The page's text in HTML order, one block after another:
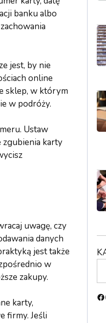
banku albo
jest, by nie
online
sklep, w którym
w podróży.
Ustaw
zgubienia karty
uwagę, czy
danych
jest także
w
zakupy.
karty,
firmy. Jeśli